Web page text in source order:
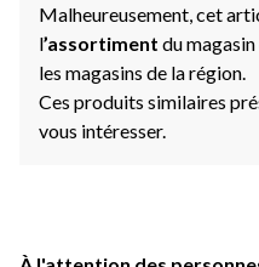
Malheureusement, cet
l’assortiment du
les magasins de la région.
Ces produits similaires
vous intéresser.